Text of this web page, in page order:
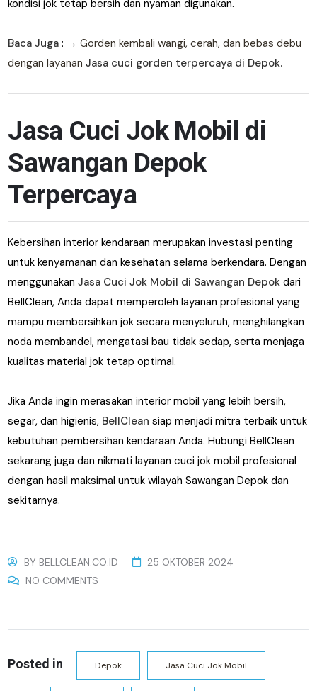
kondisi jok tetap bersih dan nyaman digunakan.
Baca Juga : →Gorden kembali wangi, cerah, dan bebas debu
dengan layananJasa cuci gorden terpercaya di Depok.
Jasa Cuci Jok Mobil di
Sawangan Depok
Terpercaya
Kebersihan interior kendaraan merupakan investasi penting
untuk kenyamanan dan kesehatan selama berkendara. Dengan
menggunakanJasa Cuci Jok Mobil di Sawangan Depok dari
BellClean, Anda dapat memperoleh layanan profesional yang
mampu membersihkan jok secara menyeluruh, menghilangkan
noda membandel, mengatasi bau tidak sedap, serta menjaga
kualitas material jok tetap optimal.
Jika Anda ingin merasakan interior mobil yang lebih bersih,
segar, dan higienis, BellClean siap menjadi mitra terbaik untuk
kebutuhan pembersihan kendaraan Anda. Hubungi BellClean
sekarang juga dan nikmati layanan cuci jok mobil profesional
dengan hasil maksimal untuk wilayah Sawangan Depok dan
sekitarnya.
BYBELLCLEAN.CO.ID
25 OKTOBER 2024
NO COMMENTS
Posted in Depok Jasa Cuci Jok Mobil